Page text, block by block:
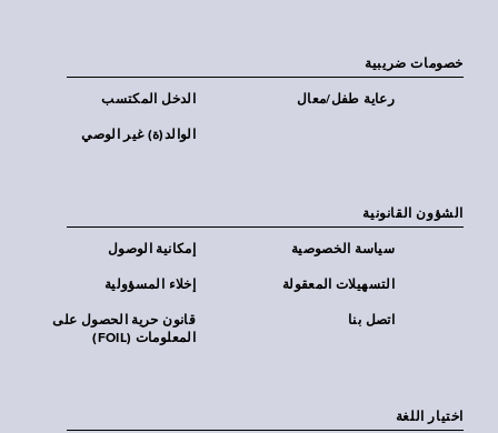
خصومات ضريبية
الدخل المكتسب رعاية طفل/معال
الوالد(ة) غير الوصي
الشؤون القانونية
إمكانية الوصول سياسة الخصوصية
إخلاء المسؤولية التسهيلات المعقولة
قانون حرية الحصول على
المعلومات (FOIL)
اتصل بنا
اختيار اللغة